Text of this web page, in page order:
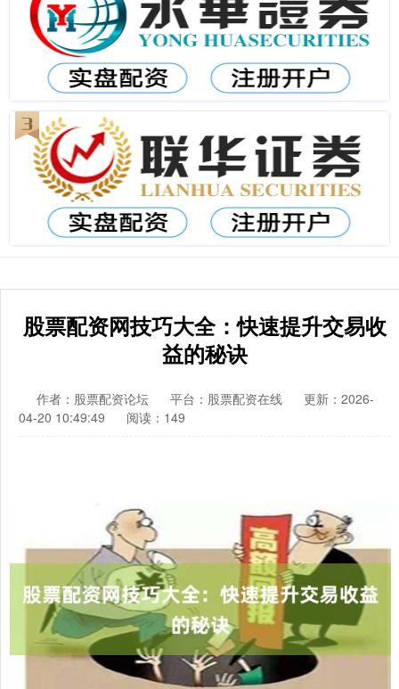
股票配资网技巧大全：快速提升交易收
益的秘诀
作者：股票配资论坛 平台：股票配资在线
更新：2026-
04-20 10:49:49
阅读：149